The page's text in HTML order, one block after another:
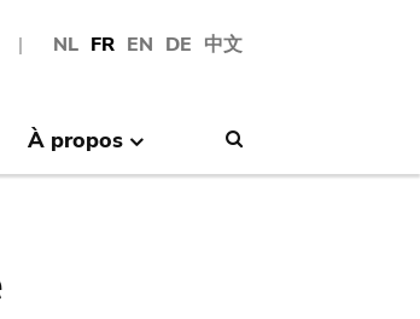
NL FR EN DE 中文
À propos